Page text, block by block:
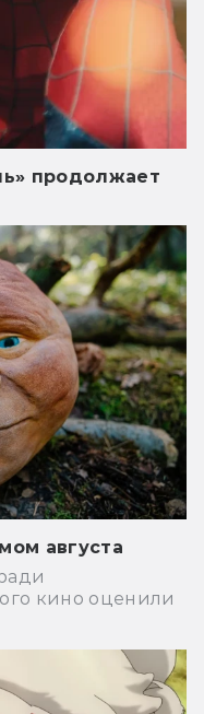
продолжает
августа
кино оценили